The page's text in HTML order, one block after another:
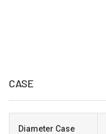
CASE
Diameter Case